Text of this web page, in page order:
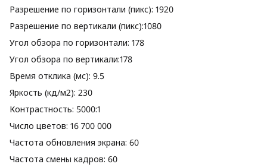
Разрешение по горизонтали (пикс): 1920
Разрешение по вертикали (пикс):1080
Угол обзора по горизонтали: 178
Угол обзора по вертикали:178
Время отклика (мс): 9.5
Яркость (кд/м2): 230
Контрастность: 5000:1
Число цветов: 16 700 000
Частота обновления экрана: 60
Частота смены кадров: 60